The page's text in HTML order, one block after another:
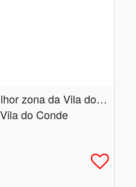
Maravilhoso T4 na melhor zona da Vila do Conde
do Conde